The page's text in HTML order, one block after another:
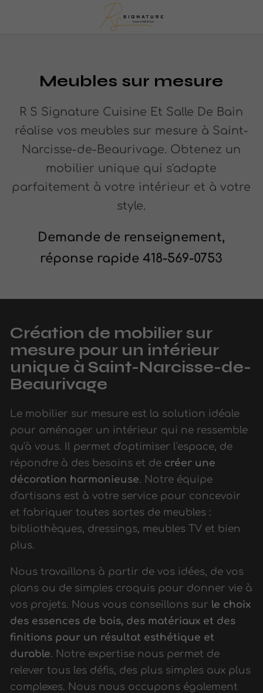
Meubles sur mesure
R S Signature Cuisine Et Salle De Bain
réalise vos meubles sur mesure à Saint-
Narcisse-de-Beaurivage. Obtenez un
mobilier unique qui s'adapte
parfaitement à votre intérieur et à votre
style.
Demande de renseignement,
réponse rapide 418-569-0753
Création de mobilier sur
mesure pour un intérieur
unique à Saint-Narcisse-de-
Beaurivage
Le mobilier sur mesure est la solution idéale
pour aménager un intérieur qui ne ressemble
qu'à vous. Il permet d'optimiser l'espace, de
répondre à des besoins et de créer une
décoration harmonieuse. Notre équipe
d'artisans est à votre service pour concevoir
et fabriquer toutes sortes de meubles :
bibliothèques, dressings, meubles TV et bien
plus.
Nous travaillons à partir de vos idées, de vos
plans ou de simples croquis pour donner vie à
vos projets. Nous vous conseillons sur le choix
des essences de bois, des matériaux et des
finitions pour un résultat esthétique et
durable. Notre expertise nous permet de
relever tous les défis, des plus simples aux plus
complexes. Nous nous occupons également